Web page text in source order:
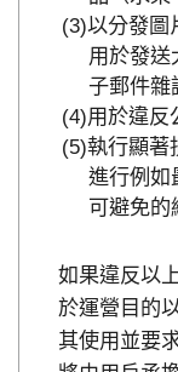
以分發圖
用於發
子郵件雜
用於違反
執行顯著
進行例如
可避免的
如果違反以
於運營目的
其使用並要